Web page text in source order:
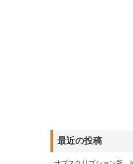
最近の投稿